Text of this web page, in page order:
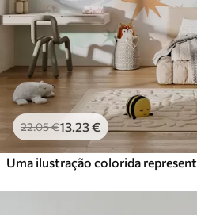
22.05€13 .23€